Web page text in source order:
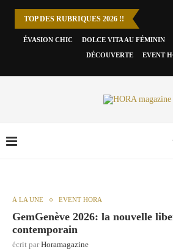
TOP DES RUBRIQUES 2026 !!
ÉVASION CHIC DOLCE VITA AU FÉMININ
DÉCOUVERTE EVENT
À LA UNE EVENT HORA
GemGenève 2026: la nouvelle
contemporain
écrit parHoramagazine